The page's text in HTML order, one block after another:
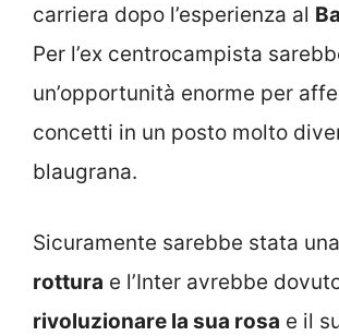
carriera dopo l’esperienza al
Per l’ex centrocampista
un’opportunità enorme per
concetti in un posto molto
blaugrana.
Sicuramente sarebbe stata una
rottura e l’Inter avrebbe
rivoluzionare la sua rosa e il